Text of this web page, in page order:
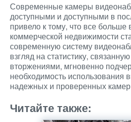
Современные камеры
доступными и доступными в
привело к тому, что все больше
коммерческой недвижимости
современную систему
взгляд на статистику,
вторжениями, мгновенно
необходимость использования
надежных и проверенных
Читайте также: